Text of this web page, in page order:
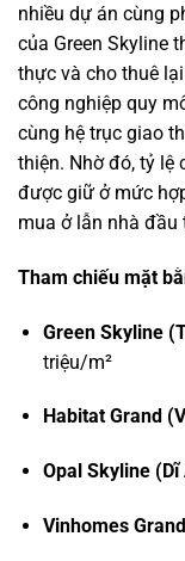
nhiều dự án cùng
của Green Skyline
thực và cho thuê
công nghiệp quy
cùng hệ trục giao
thiện. Nhờ đó, tỷ lệ
được giữ ở mức
mua ở lẫn nhà đầu
Tham chiếu mặt
Green Skyline
triệu/m²
Habitat Grand
Opal Skyline (Dĩ
Vinhomes